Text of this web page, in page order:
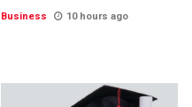
Business 10 hours ago